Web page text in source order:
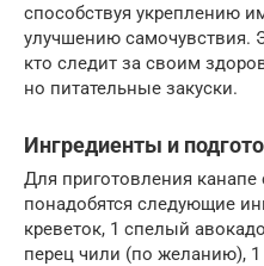
способствуя укреплению
улучшению самочувствия.
кто следит за своим
но питательные закуски.
Ингредиенты и
Для приготовления
понадобятся следующие
креветок, 1 спелый
перец чили (по желанию),